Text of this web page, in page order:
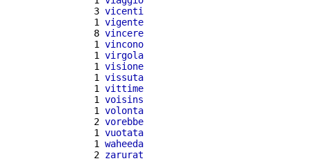
  3
vicenti
  1
vigente
  8
vincere
  1
vincono
  1
virgola
  1
visione
  1
vissuta
  1
vittime
  1
voisins
  1
volonta
  2
vorebbe
  1
vuotata
  1
waheeda
  2
zarurat